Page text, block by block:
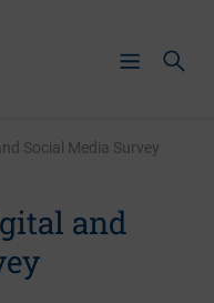
Social Media Survey
and